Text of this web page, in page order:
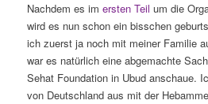
Nachdem es im ersten Teil um die
wird es nun schon ein bisschen
ich zuerst ja noch mit meiner Familie
war es natürlich eine abgemachte
Sehat Foundation in Ubud anschaue.
von Deutschland aus mit der